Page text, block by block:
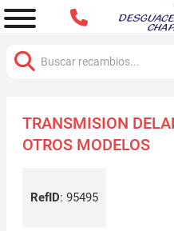
TRANSMISION
OTROS MODELOS
RefID: 95495